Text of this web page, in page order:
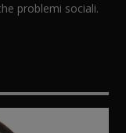
problemi sociali.